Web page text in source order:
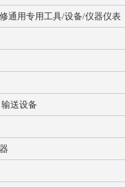
通用专用工具/设备/仪器仪表
送设备